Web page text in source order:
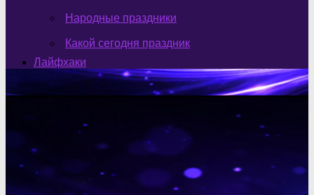
Народные праздники
Какой сегодня праздник
Лайфхаки